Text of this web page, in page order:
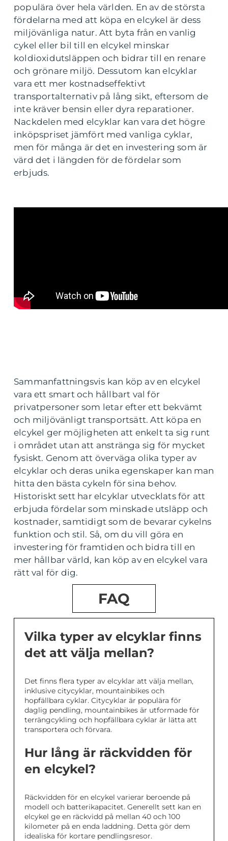
populära över hela världen. En av de största
fördelarna med att köpa en elcykel är dess
miljövänliga natur. Att byta från en vanlig
cykel eller bil till en elcykel minskar
koldioxidutsläppen och bidrar till en renare
och grönare miljö. Dessutom kan elcyklar
vara ett mer kostnadseffektivt
transportalternativ på lång sikt, eftersom de
inte kräver bensin eller dyra reparationer.
Nackdelen med elcyklar kan vara det högre
inköpspriset jämfört med vanliga cyklar,
men för många är det en investering som är
värd det i längden för de fördelar som
erbjuds.
Sammanfattningsvis kan köp av en elcykel
vara ett smart och hållbart val för
privatpersoner som letar efter ett bekvämt
och miljövänligt transportsätt. Att köpa en
elcykel ger möjligheten att enkelt ta sig runt
i området utan att anstränga sig för mycket
fysiskt. Genom att överväga olika typer av
elcyklar och deras unika egenskaper kan man
hitta den bästa cykeln för sina behov.
Historiskt sett har elcyklar utvecklats för att
erbjuda fördelar som minskade utsläpp och
kostnader, samtidigt som de bevarar cykelns
funktion och stil. Så, om du vill göra en
investering för framtiden och bidra till en
mer hållbar värld, kan köp av en elcykel vara
rätt val för dig.
FAQ
Vilka typer av elcyklar finns
det att välja mellan?
Det finns flera typer av elcyklar att välja mellan,
inklusive citycyklar, mountainbikes och
hopfällbara cyklar. Citycyklar är populära för
daglig pendling, mountainbikes är utformade för
terrängcykling och hopfällbara cyklar är lätta att
transportera och förvara.
Hur lång är räckvidden för
en elcykel?
Räckvidden för en elcykel varierar beroende på
modell och batterikapacitet. Generellt sett kan en
elcykel ge en räckvidd på mellan 40 och 100
kilometer på en enda laddning. Detta gör dem
idealiska för kortare pendlingsresor.